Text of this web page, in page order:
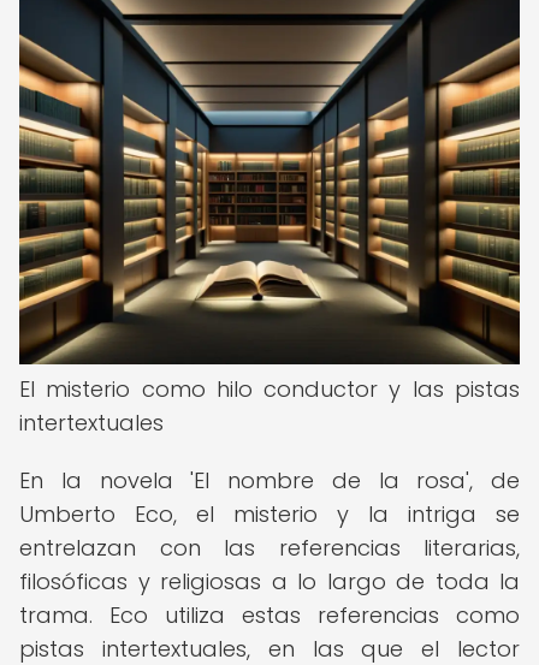
El misterio como hilo conductor y las pistas
intertextuales
En la novela 'El nombre de la rosa', de
Umberto Eco, el misterio y la intriga se
entrelazan con las referencias literarias,
filosóficas y religiosas a lo largo de toda la
trama. Eco utiliza estas referencias como
pistas intertextuales, en las que el lector